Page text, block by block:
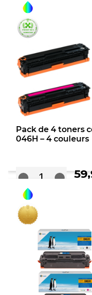
Pack de 4 toners
046H – 4 couleurs